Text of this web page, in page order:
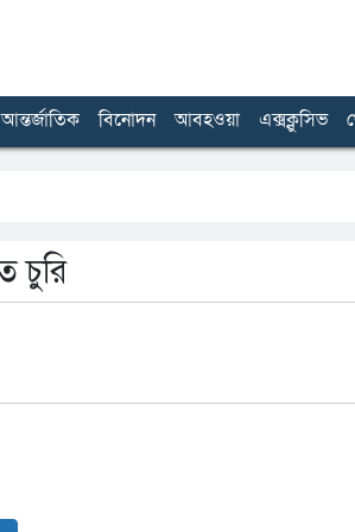
আন্তর্জাতিক বিনোদন আবহওয়া এক্সক্লুসিভ
চুরি